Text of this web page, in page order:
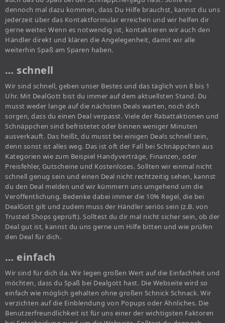
dennoch mal dazu kommen, dass Du Hilfe brauchst, kannst du uns
jederzeit über das Kontaktformular erreichen und wir helfen dir
gerne weiter. Wenn es notwendig ist, kontaktieren wir auch den
Händler direkt und klären die Angelegenheit, damit wir alle
weiterhin Spaß am Sparen haben.
… schnell
Wir sind schnell, geben unser Bestes und das täglich von 8 bis 1
Uhr. Mit DealGott bist du immer auf dem aktuellsten Stand. Du
musst weder lange auf die nächsten Deals warten, noch dich
sorgen, dass du einen Deal verpasst. Viele der Rabattaktionen und
Schnäppchen sind befristetet oder binnen weniger Minuten
ausverkauft. Das heißt, du musst bei einigen Deals schnell sein,
denn sonst ist alles weg. Das ist oft der Fall bei Schnäppchen aus
Kategorien wie zum Beispiel Handyverträge, Finanzen, oder
Preisfehler, Gutscheine und Kostenloses. Sollten wir einmal nicht
schnell genug sein und einen Deal nicht rechtzeitig sehen, kannst
du den Deal melden und wir kümmern uns umgehend um die
Veröffentlichung. Bedenke dabei immer die 10% Regel, die bei
DealGott gilt und zudem muss der Händler seriös sein (z.B. von
Trusted Shops geprüft). Solltest du dir mal nicht sicher sein, ob der
Deal gut ist, kannst du uns gerne um Hilfe bitten und wie prüfen
den Deal für dich.
… einfach
Wir sind für dich da. Wir legen großen Wert auf die Einfachheit und
möchten, dass du Spaß bei Dealgott hast. Die Webseite wird so
einfach wie möglich gehalten ohne großen Schnick Schnack. Wir
verzichten auf die Einblendung von Popups oder Ähnliches. Die
Benutzerfreundlichkeit ist für uns einer der wichtigsten Faktoren